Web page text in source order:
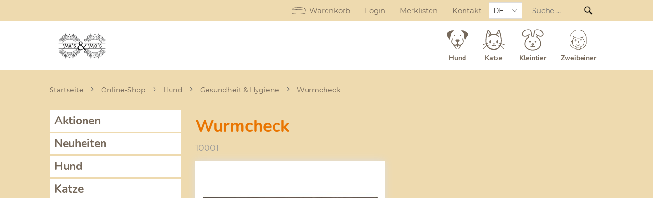
Warenkorb Login Merklisten Kontakt DE
Hund Katze Kleintier Zweibeiner
Startseite Online-Shop Hund Gesundheit & Hygiene Wurmcheck
Aktionen
Neuheiten
Hund
Katze
Wurmcheck
10001